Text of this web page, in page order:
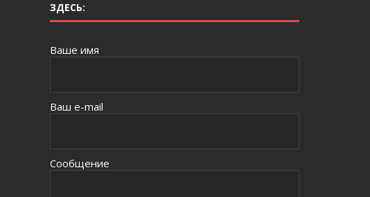
ЗДЕСЬ:
Ваше имя
Ваш e-mail
Сообщение